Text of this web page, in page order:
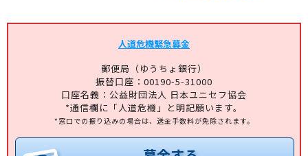
人道危機緊急募金
郵便局（ゆうちょ銀行）
振替口座：00190-5-31000
口座名義：公益財団法人 日本ユニセフ協会
*通信欄に「人道危機」と明記願います。
*窓口での振り込みの場合は、送金手数料が免除されます。